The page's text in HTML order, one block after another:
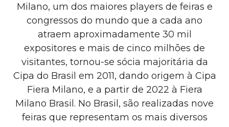
Milano, um dos maiores players de feiras e
congressos do mundo que a cada ano
atraem aproximadamente 30 mil
expositores e mais de cinco milhões de
visitantes, tornou-se sócia majoritária da
Cipa do Brasil em 2011, dando origem à Cipa
Fiera Milano, e a partir de 2022 à Fiera
Milano Brasil. No Brasil, são realizadas nove
feiras que representam os mais diversos